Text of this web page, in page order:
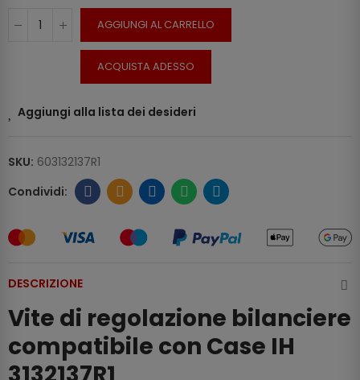
AGGIUNGI AL CARRELLO
ACQUISTA ADESSO
Aggiungi alla lista dei desideri
SKU: 603132137R1
DESCRIZIONE
Vite di regolazione bilanciere
compatibile con Case IH